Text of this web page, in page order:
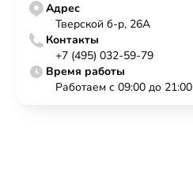
Адрес
Тверской б-р, 26А
Контакты
+7 (495) 032-59-79
Время работы
Работаем с 09:00 до 21:00